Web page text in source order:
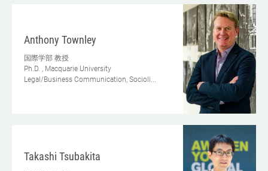
Anthony Townley
国際学部 教授
Ph.D. , Macquarie University
Legal/Business Communication, Socioli...
Takashi Tsubakita